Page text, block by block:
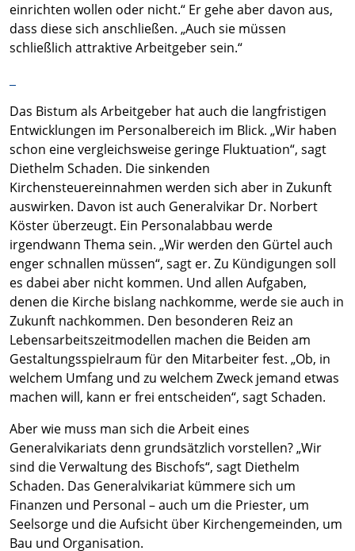
einrichten wollen oder nicht.“ Er gehe aber davon aus,
dass diese sich anschließen. „Auch sie müssen
schließlich attraktive Arbeitgeber sein.“
Das Bistum als Arbeitgeber hat auch die langfristigen
Entwicklungen im Personalbereich im Blick. „Wir haben
schon eine vergleichsweise geringe Fluktuation“, sagt
Diethelm Schaden. Die sinkenden
Kirchensteuereinnahmen werden sich aber in Zukunft
auswirken. Davon ist auch Generalvikar Dr. Norbert
Köster überzeugt. Ein Personalabbau werde
irgendwann Thema sein. „Wir werden den Gürtel auch
enger schnallen müssen“, sagt er. Zu Kündigungen soll
es dabei aber nicht kommen. Und allen Aufgaben,
denen die Kirche bislang nachkomme, werde sie auch in
Zukunft nachkommen. Den besonderen Reiz an
Lebensarbeitszeitmodellen machen die Beiden am
Gestaltungsspielraum für den Mitarbeiter fest. „Ob, in
welchem Umfang und zu welchem Zweck jemand etwas
machen will, kann er frei entscheiden“, sagt Schaden.
Aber wie muss man sich die Arbeit eines
Generalvikariats denn grundsätzlich vorstellen? „Wir
sind die Verwaltung des Bischofs“, sagt Diethelm
Schaden. Das Generalvikariat kümmere sich um
Finanzen und Personal – auch um die Priester, um
Seelsorge und die Aufsicht über Kirchengemeinden, um
Bau und Organisation.